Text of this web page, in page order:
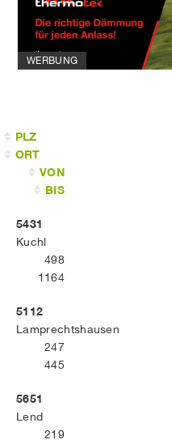
WERBUNG
PLZ
ORT
VON
BIS
5431
Kuchl
498
1164
5112
Lamprechtshausen
247
445
5651
Lend
219